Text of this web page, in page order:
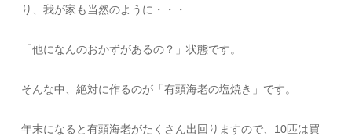
り、我が家も当然のように・・・
「他になんのおかずがあるの？」状態です。
そんな中、絶対に作るのが「有頭海老の塩焼き」です。
年末になると有頭海老がたくさん出回りますので、10匹は買